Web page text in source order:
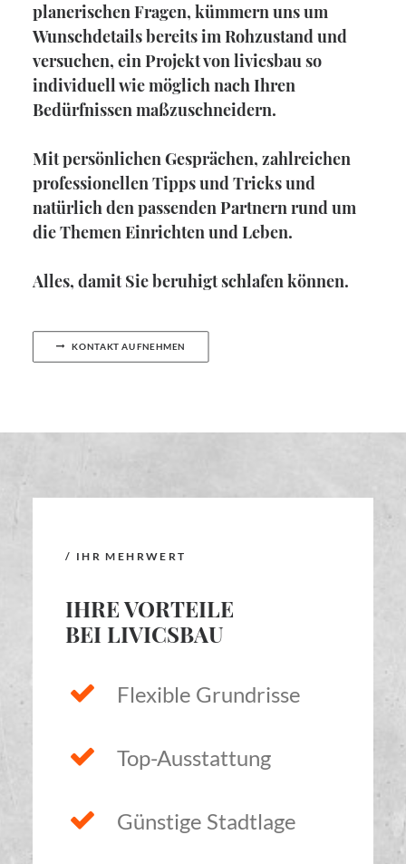
planerischen Fragen, kümmern uns um
Wunschdetails bereits im Rohzustand und
versuchen, ein Projekt von livicsbau so
individuell wie möglich nach Ihren
Bedürfnissen maßzuschneidern.
Mit persönlichen Gesprächen, zahlreichen
professionellen Tipps und Tricks und
natürlich den passenden Partnern rund um
die Themen Einrichten und Leben.
Alles, damit Sie beruhigt schlafen können.
KONTAKT AUFNEHMEN
/ IHR MEHRWERT
IHRE VORTEILE
BEI LIVICSBAU
Flexible Grundrisse
Top-Ausstattung
Günstige Stadtlage